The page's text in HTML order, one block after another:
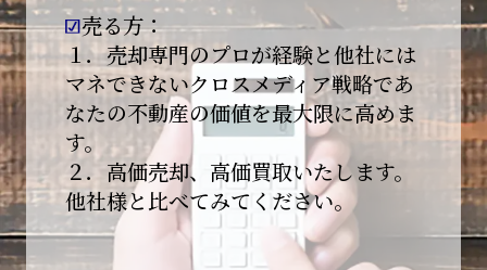
感謝申し上げます。
本年も地域に根ざし、誠実な仕事を積み重ねて
参ります。
引き続きどうぞよろしくお願いいたします。
2025-12-20
【年末年始休業のお知らせ】
平素は格別のご愛顧を賜り、誠にありがとうご
売る方：
１．売却専門のプロが経験と他社には
マネできないクロスメディア戦略であ
なたの不動産の価値を最大限に高めま
す。
２．高価売却、高価買取いたします。
他社様と比べてみてください。